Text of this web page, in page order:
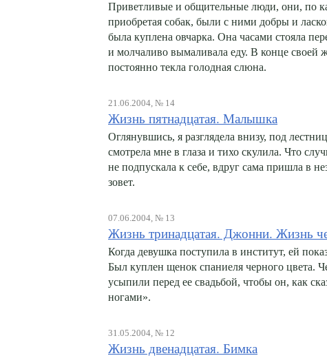
Приветливые и общительные люди, они, по
приобретая собак, были с ними добры и
была куплена овчарка. Она часами стояла
и молчаливо вымаливала еду. В конце своей
постоянно текла голодная слюна.
21.06.2004, № 14
Жизнь пятнадцатая. Малышка
Оглянувшись, я разглядела внизу, под
смотрела мне в глаза и тихо скулила. Что
не подпускала к себе, вдруг сама пришла в
зовет.
07.06.2004, № 13
Жизнь тринадцатая. Джонни. Жизнь
Когда девушка поступила в институт, ей
Был куплен щенок спаниеля черного цвета.
усыпили перед ее свадьбой, чтобы он, как
ногами».
31.05.2004, № 12
Жизнь двенадцатая. Бимка